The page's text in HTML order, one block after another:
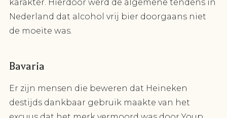
karakter. Hierdoor werd de algemene tendens in
Nederland dat alcohol vrij bier doorgaans niet
de moeite was.
Bavaria
Er zijn mensen die beweren dat Heineken
destijds dankbaar gebruik maakte van het